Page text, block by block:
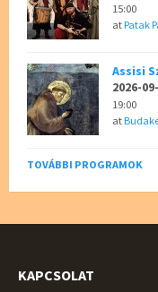
15:00
atPatak
Assisi
2026-
19:00
at
TOVÁBBI PROGRAMOK
KAPCSOLAT